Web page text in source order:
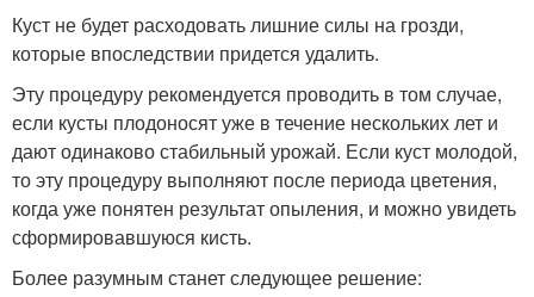
Куст не будет расходовать лишние силы на грозди,
которые впоследствии придется удалить.
Эту процедуру рекомендуется проводить в том случае,
если кусты плодоносят уже в течение нескольких лет и
дают одинаково стабильный урожай. Если куст молодой,
то эту процедуру выполняют после периода цветения,
когда уже понятен результат опыления, и можно увидеть
сформировавшуюся кисть.
Более разумным станет следующее решение: